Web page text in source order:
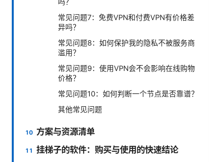
吗？
常见问题7：免费VPN和付费VPN有价格差
异吗？
常见问题8：如何保护我的隐私不被服务商
滥用？
常见问题9：使用VPN会不会影响在线购物
价格？
常见问题10：如何判断一个节点是否靠谱？
其他常见问题
方案与资源清单
挂梯子的软件：购买与使用的快速结论